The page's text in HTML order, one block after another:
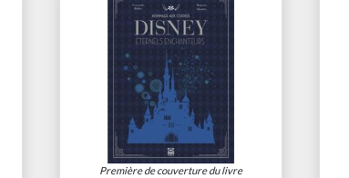
Première de couverture du livre